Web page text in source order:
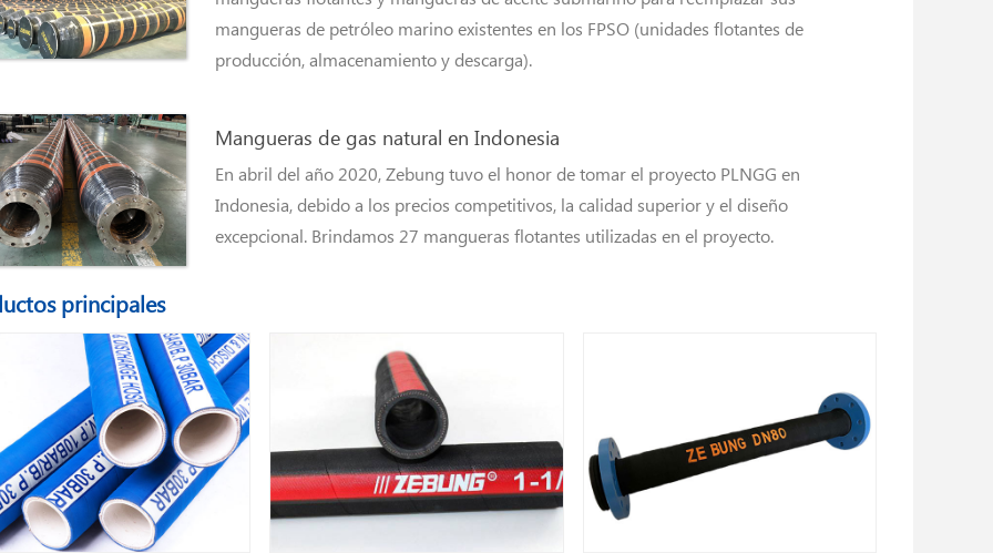
mangueras de petróleo marino existentes en los FPSO (unidades flotantes de
producción, almacenamiento y descarga).
Mangueras de gas natural en Indonesia
En abril del año 2020, Zebung tuvo el honor de tomar el proyecto PLNGG en
Indonesia, debido a los precios competitivos, la calidad superior y el diseño
excepcional. Brindamos 27 mangueras flotantes utilizadas en el proyecto.
principales